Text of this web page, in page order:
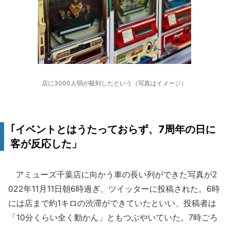
店に3000人弱が殺到したという（写真はイメージ）
｢イベントとはうたっておらず、7周年の日に
客が反応した」
アミューズ千葉店に向かう車の長い列ができた写真が2
022年11月11日朝6時過ぎ、ツイッターに投稿された。6時
には店まで約1キロの渋滞ができていたといい、投稿者は
「10分くらい全く動かん」ともつぶやいていた。7時ごろ